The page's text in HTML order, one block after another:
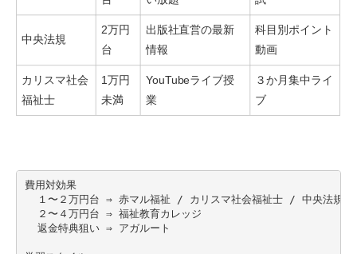
中央法規
2万円
台
出版社直営の最新
情報
科目別ポイント
動画
カリスマ社会
福祉士
1万円
未満
YouTubeライブ授
業
３か月集中ライ
ブ
費用対効果
  １〜２万円台 ⇒ 赤マル福祉 / カリスマ社会福祉士 / 中央法規
  ２〜４万円台 ⇒ 福祉教育カレッジ
  返金特典狙い ⇒ アガルート